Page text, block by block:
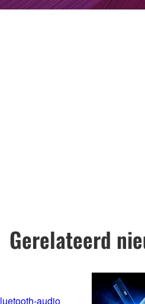
Gerelateerd
audio